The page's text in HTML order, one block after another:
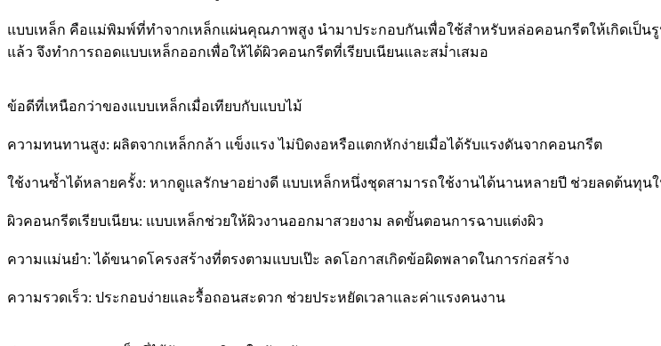
แบบเหล็ก คือแม่พิมพ์ที่ทำจากเหล็กแผ่นคุณภาพสูง นำมาประกอบกันเพื่อใช้สำหรับหล่อคอนกรีตให้เกิดเป็น
แล้ว จึงทำการถอดแบบเหล็กออกเพื่อให้ได้ผิวคอนกรีตที่เรียบเนียนและสม่ำเสมอ
ข้อดีที่เหนือกว่าของแบบเหล็กเมื่อเทียบกับแบบไม้
ความทนทานสูง: ผลิตจากเหล็กกล้า แข็งแรง ไม่บิดงอหรือแตกหักง่ายเมื่อได้รับแรงดันจากคอนกรีต
ใช้งานซ้ำได้หลายครั้ง: หากดูแลรักษาอย่างดี แบบเหล็กหนึ่งชุดสามารถใช้งานได้นานหลายปี ช่วยลดต้นทุน
ผิวคอนกรีตเรียบเนียน: แบบเหล็กช่วยให้ผิวงานออกมาสวยงาม ลดขั้นตอนการฉาบแต่งผิว
ความแม่นยำ: ได้ขนาดโครงสร้างที่ตรงตามแบบเป๊ะ ลดโอกาสเกิดข้อผิดพลาดในการก่อสร้าง
ความรวดเร็ว: ประกอบง่ายและรื้อถอนสะดวก ช่วยประหยัดเวลาและค่าแรงคนงาน